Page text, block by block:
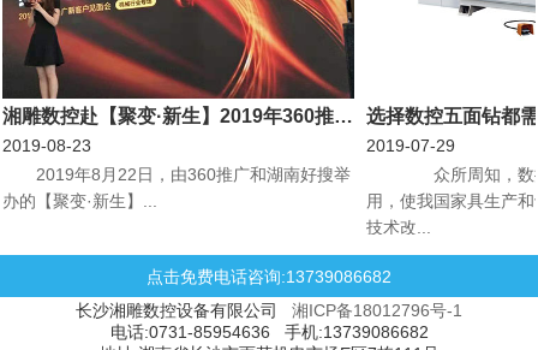
湘雕数控赴【聚变·新生】2019年360推广新客户见面会机械行业专场会议
2019-08-23
​2019年8月22日，由360推广和湖南好搜举
办的【聚变·新生】...
选择数控五面钻都
2019-07-29
众所周知，数
用，使我国家具生产
技术改...
点击免费电话咨询:13739086682
长沙湘雕数控设备有限公司 湘ICP备18012796号-1
电话:0731-85954636 手机:13739086682